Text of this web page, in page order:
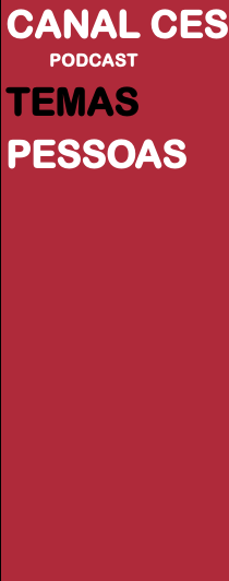
CANAL CES
PODCAST
TEMAS
PESSOAS